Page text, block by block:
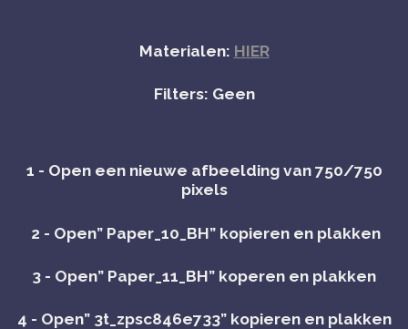
Materialen: HIER
Filters: Geen
1 - Open een nieuwe afbeelding van 750/750
pixels
2 - Open” Paper_10_BH” kopieren en plakken
3 - Open” Paper_11_BH” koperen en plakken
4 - Open” 3t_zpsc846e733” kopieren en plakken